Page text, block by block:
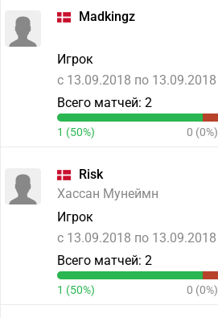
Madkingz
Игрок
c 13.09.2018 по 13.09.2018
Всего матчей: 2
1 (50%) 0 (0%)
Risk
Хассан Мунеймн
Игрок
c 13.09.2018 по 13.09.2018
Всего матчей: 2
1 (50%) 0 (0%)